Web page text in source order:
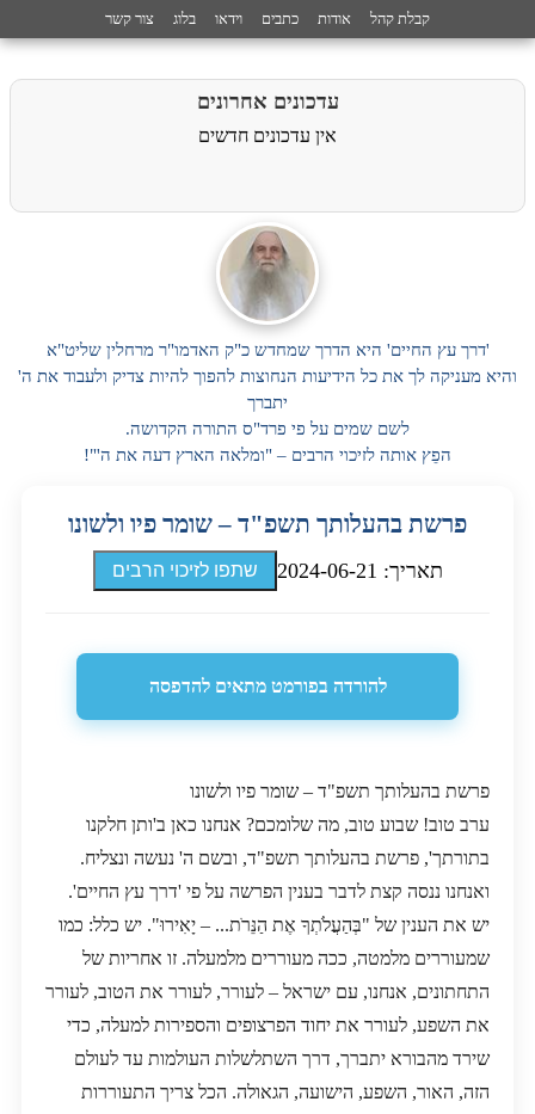
קבלת קהל אודות כתבים וידאו בלוג צור קשר
עדכונים אחרונים
אין עדכונים חדשים
'דרך עץ החיים' היא הדרך שמחדש כ"ק האדמו"ר מרחלין שליט"א
והיא מעניקה לך את כל הידיעות הנחוצות להפוך להיות צדיק ולעבוד את ה'
יתברך
לשם שמים על פי פרד"ס התורה הקדושה.
הפֵץ אותה לזיכוי הרבים – "ומלאה הארץ דעה את ה'"!
פרשת בהעלותך תשפ"ד – שומר פיו ולשונו
תאריך: 2024-06-21 שתפו לזיכוי הרבים
להורדה בפורמט מתאים להדפסה
פרשת בהעלותך תשפ"ד – שומר פיו ולשונו
ערב טוב! שבוע טוב, מה שלומכם? אנחנו כאן ב'ותן חלקנו
בתורתך', פרשת בהעלותך תשפ"ד, ובשם ה' נעשה ונצליח.
ואנחנו ננסה קצת לדבר בענין הפרשה על פי 'דרך עץ החיים'.
יש את הענין של "בְּהַעֲלֹתְךָ אֶת הַנֵּרֹת... – יָאִירוּ". יש כלל: כמו
שמעוררים מלמטה, ככה מעוררים מלמעלה. זו אחריות של
התחתונים, אנחנו, עם ישראל – לעורר, לעורר את הטוב, לעורר
את השפע, לעורר את יחוד הפרצופים והספירות למעלה, כדי
שירד מהבורא יתברך, דרך השתלשלות העולמות עד לעולם
הזה, האור, השפע, הישועה, הגאולה. הכל צריך התעוררות